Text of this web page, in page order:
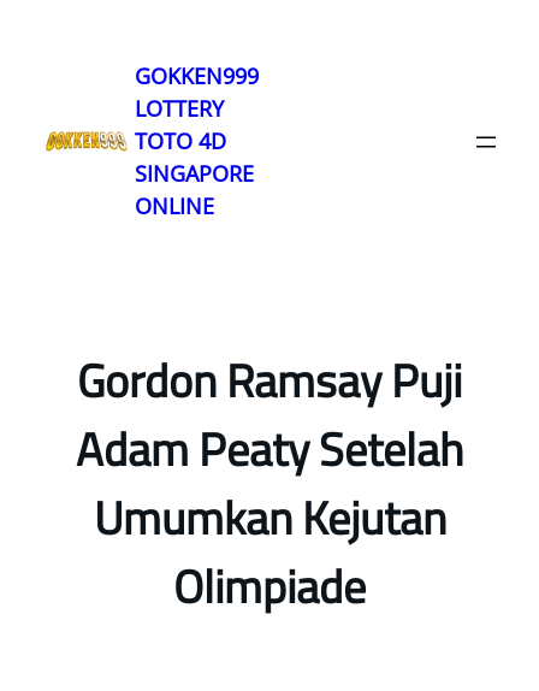
GOKKEN999
LOTTERY
TOTO 4D
SINGAPORE
ONLINE
Gordon Ramsay Puji
Adam Peaty Setelah
Umumkan Kejutan
Olimpiade